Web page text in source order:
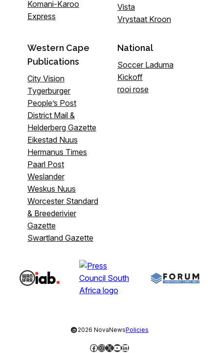
Komani-Karoo
Express
Vista
Vrystaat Kroon
Western Cape
Publications
City Vision
Tygerburger
People’s Post
District Mail &
Helderberg Gazette
Eikestad Nuus
Hermanus Times
Paarl Post
Weslander
Weskus Nuus
Worcester Standard
& Breederivier
Gazette
Swartland Gazette
National
Soccer Laduma
Kickoff
rooi rose
©2026 NovaNewsPolicies
Facebook
Instagram
X YouTube
LinkedIn